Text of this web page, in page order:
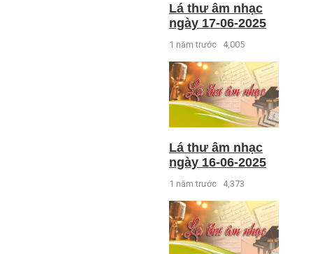
Lá thư âm nhạc
ngày 17-06-2025
1 năm trước 4,005
Lá thư âm nhạc
ngày 16-06-2025
1 năm trước 4,373